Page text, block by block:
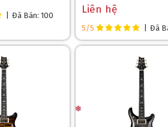
Đã Bán: 100 Liên hệ
5/5 Đã